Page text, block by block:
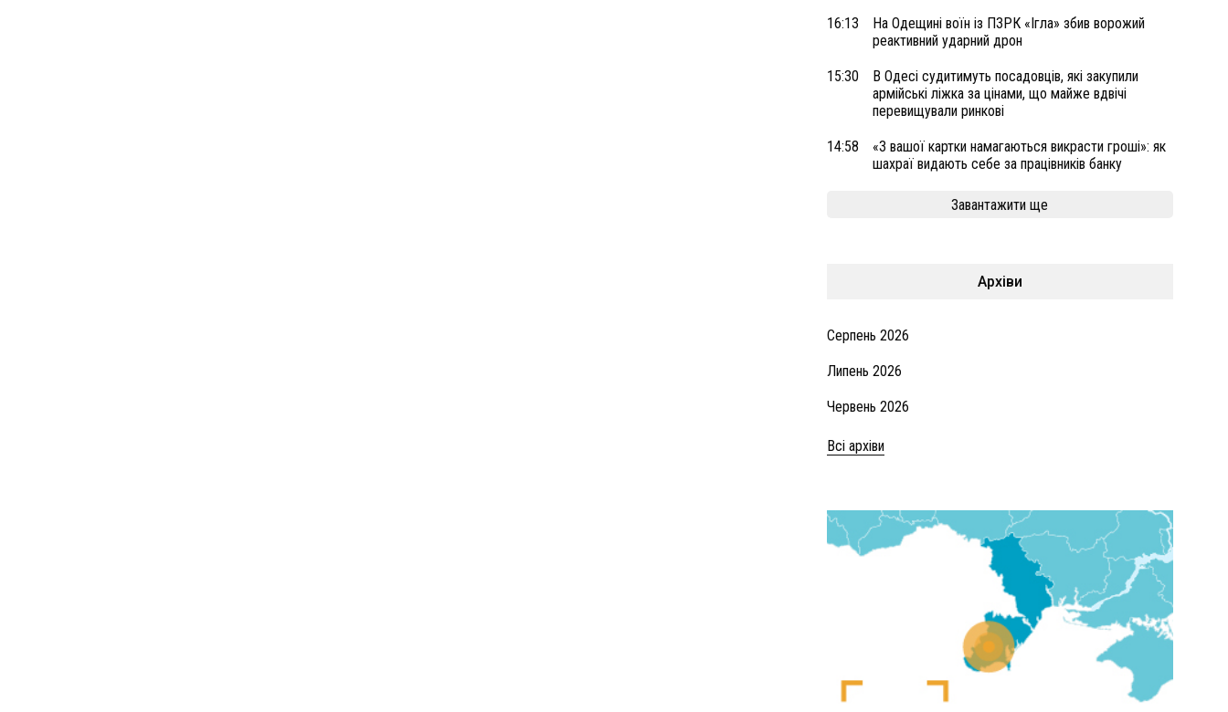
16:13
На Одещині воїн із ПЗРК «Ігла» збив ворожий
реактивний ударний дрон
15:30
В Одесі судитимуть посадовців, які закупили
армійські ліжка за цінами, що майже вдвічі
перевищували ринкові
14:58
«З вашої картки намагаються викрасти гроші»: як
шахраї видають себе за працівників банку
Завантажити ще
Архіви
Серпень 2026
Липень 2026
Червень 2026
Всі архіви